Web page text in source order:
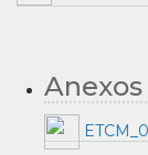
Anexos